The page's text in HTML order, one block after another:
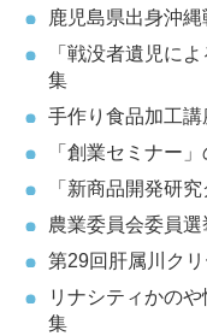
鹿児島県出身沖
「戦没者遺児に
集
手作り食品加工
「創業セミナー
「新商品開発研
農業委員会委員
第29回肝属川ク
リナシティかの
集